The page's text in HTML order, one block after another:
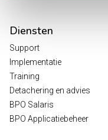
Diensten
Support
Implementatie
Training
Detachering en advies
BPO Salaris
BPO Applicatiebeheer